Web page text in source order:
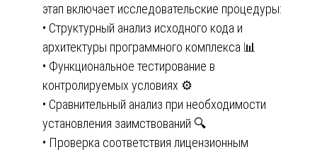
этап включает исследовательские процедуры:
• Структурный анализ исходного кода и
архитектуры программного комплекса 📊
• Функциональное тестирование в
контролируемых условиях ⚙️
• Сравнительный анализ при необходимости
установления заимствований 🔍
• Проверка соответствия лицензионным